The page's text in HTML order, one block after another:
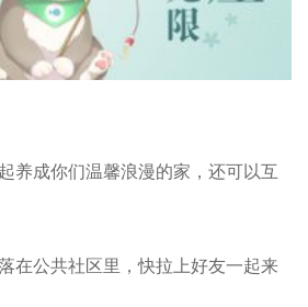
养成你们温馨浪漫的家，还可以互
在公共社区里，快拉上好友一起来